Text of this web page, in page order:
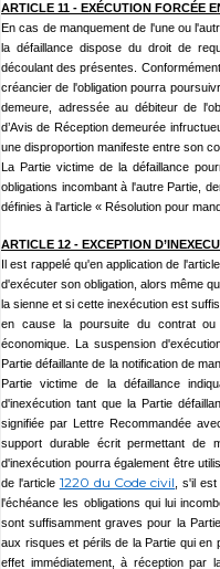
ARTICLE 11 - EXÉCUTION FORCÉE
En cas de manquement de l'une ou
la défaillance dispose du droit de
découlant des présentes.
créancier de l'obligation pourra
demeure, adressée au débiteur de
d’Avis de Réception demeurée
une disproportion manifeste entre son
La Partie victime de la défaillance
obligations incombant à l'autre Partie,
définies à l'article « Résolution pour
ARTICLE 12 - EXCEPTION
Il est rappelé qu'en application de l'article
d'exécuter son obligation, alors même
la sienne et si cette inexécution est
en cause la poursuite du contrat ou
économique. La suspension
Partie défaillante de la notification de
Partie victime de la défaillance
d'inexécution tant que la Partie
signifiée par Lettre Recommandée
support durable écrit permettant de
d'inexécution pourra également être
de l'article 1220 du Code civil
, s'il
l'échéance les obligations qui lui
sont suffisamment graves pour la
aux risques et périls de la Partie qui en
effet immédiatement, à réception par